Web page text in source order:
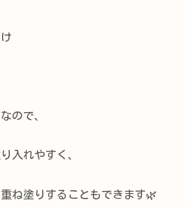
ので、
入れやすく、
ね塗りすることもできます🌿